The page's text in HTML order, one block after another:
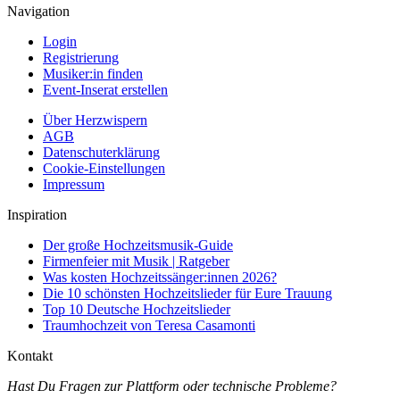
Navigation
Login
Registrierung
Musiker:in finden
Event-Inserat erstellen
Über Herzwispern
AGB
Datenschuterklärung
Cookie-Einstellungen
Impressum
Inspiration
Der große Hochzeitsmusik-Guide
Firmenfeier mit Musik | Ratgeber
Was kosten Hochzeitssänger:innen 2026?
Die 10 schönsten Hochzeitslieder für Eure Trauung
Top 10 Deutsche Hochzeitslieder
Traumhochzeit von Teresa Casamonti
Kontakt
Hast Du Fragen zur Plattform oder technische Probleme?